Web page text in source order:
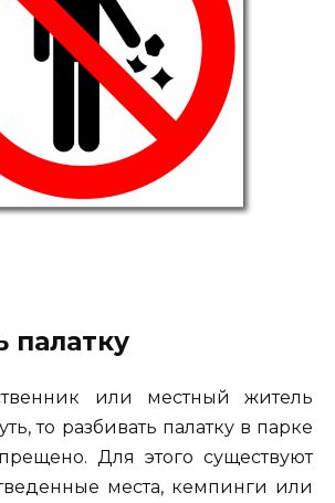
палатку
или местный житель
то разбивать палатку в парке
Для этого существуют
места, кемпинги или